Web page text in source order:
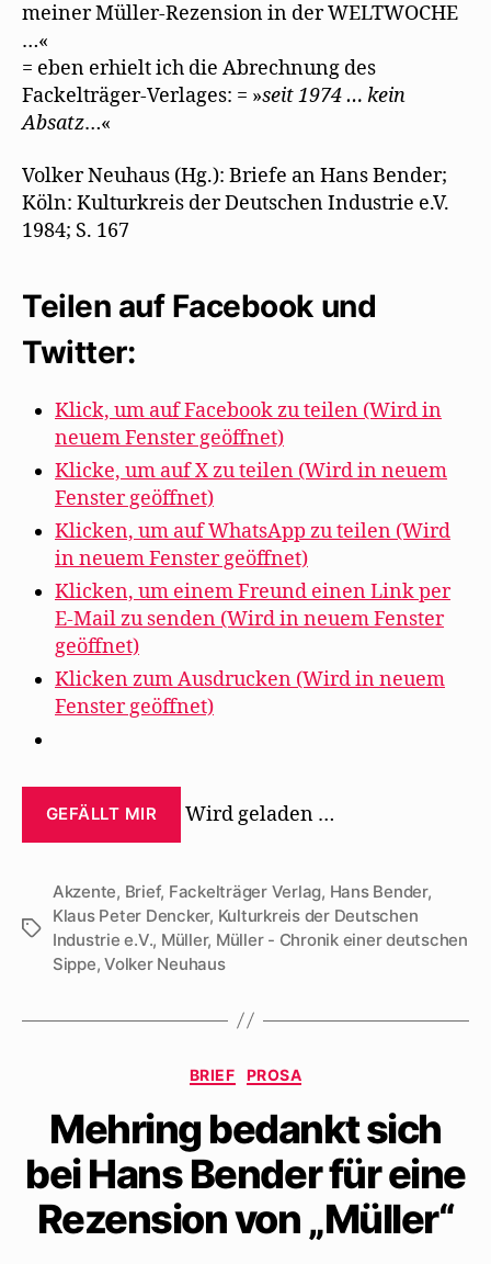
meiner Müller-Rezension in der WELTWOCHE
…«
= eben erhielt ich die Abrechnung des
Fackelträger-Verlages: = »seit 1974 … kein
Absatz…«
Volker Neuhaus (Hg.): Briefe an Hans Bender;
Köln: Kulturkreis der Deutschen Industrie e.V.
1984; S. 167
Teilen auf Facebook und
Twitter:
Klick, um auf Facebook zu teilen (Wird in
neuem Fenster geöffnet)
Klicke, um auf X zu teilen (Wird in neuem
Fenster geöffnet)
Klicken, um auf WhatsApp zu teilen (Wird
in neuem Fenster geöffnet)
Klicken, um einem Freund einen Link per
E-Mail zu senden (Wird in neuem Fenster
geöffnet)
Klicken zum Ausdrucken (Wird in neuem
Fenster geöffnet)
GEFÄLLT MIR Wird geladen …
Schlagwörter
Akzente, Brief, Fackelträger Verlag, Hans Bender,
Klaus Peter Dencker, Kulturkreis der Deutschen
Industrie e.V., Müller, Müller - Chronik einer deutschen
Sippe,Volker Neuhaus
Kategorien
BRIEF PROSA
Mehring bedankt sich
bei Hans Bender für eine
Rezension von „Müller“